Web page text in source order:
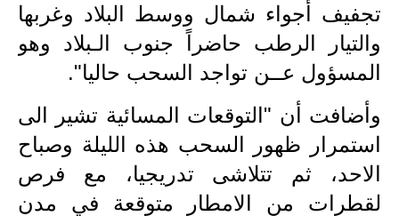
نتائج الامتحانات
المرحلة الابتدائية
المرحلة المتوسطة
المرحلة الاعدادية
اسئلة وزارية
تجفيف أجواء شمال ووسط البلاد وغربها
والتيار الرطب حاضراً جنوب الـبلاد وهو
المسؤول عــن تواجد السحب حاليا".
وأضافت أن "التوقعات المسائية تشير الى
استمرار ظهور السحب هذه الليلة وصباح
الاحد، ثم تتلاشى تدريجيا، مع فرص
لقطرات من الامطار متوقعة في مدن